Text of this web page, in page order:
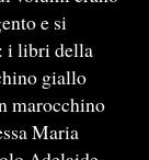
e si
i libri della
giallo
marocchino
Maria